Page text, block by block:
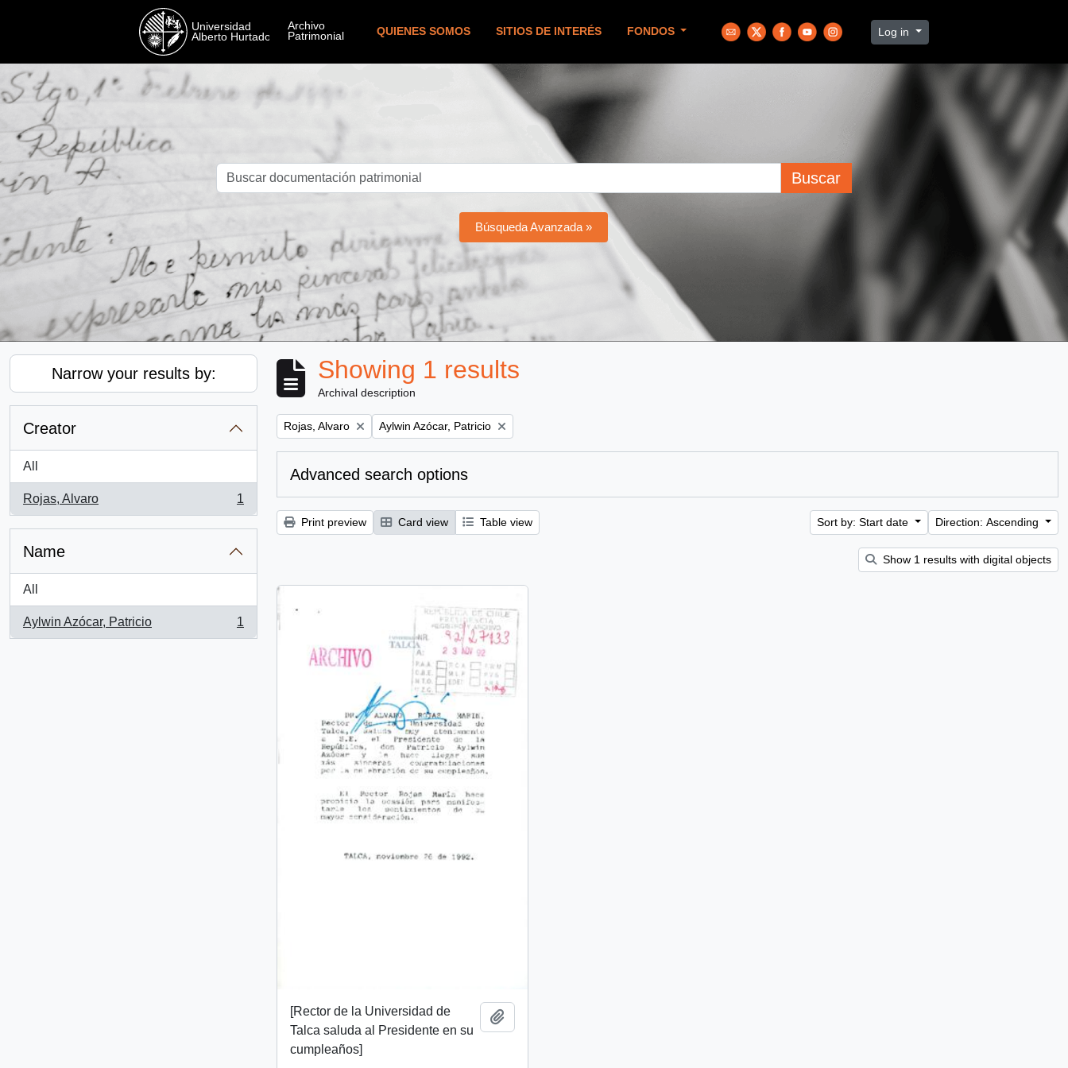
QUIENES SOMOS SITIOS DE INTERÉS FONDOS Log in
Buscar
Búsqueda Avanzada »
Narrow your results by:
Creator
All
Rojas, Alvaro
, 1 results
1
Name
All
Aylwin Azócar, Patricio
, 1 results
1
Showing 1 results
Archival description
Remove filter:
Rojas, Alvaro Remove filter:
Aylwin Azócar, Patricio
Advanced search options
Print preview Card view Table view Sort by: Start date Direction: Ascending
Show 1 results with digital objects
[Rector de la Universidad de
Talca saluda al Presidente en su
cumpleaños]